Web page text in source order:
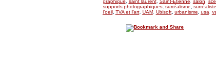
graphique
saint laurent, Saint-Étienne salon
supports photographiques, surréalisme surréaliste
l’oeil, TVA et l’art, UAM, Ubisoft, urbanisme usa